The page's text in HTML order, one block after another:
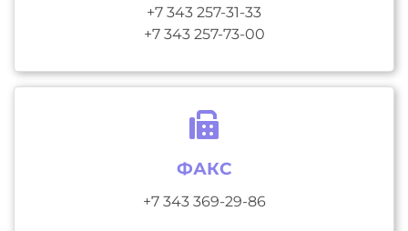
+7 343 257-31-33
+7 343 257-73-00
ФАКС
+7 343 369-29-86